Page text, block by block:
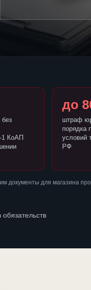
1 КоАП
до
штраф
порядка
условий
РФ
документы для магазина